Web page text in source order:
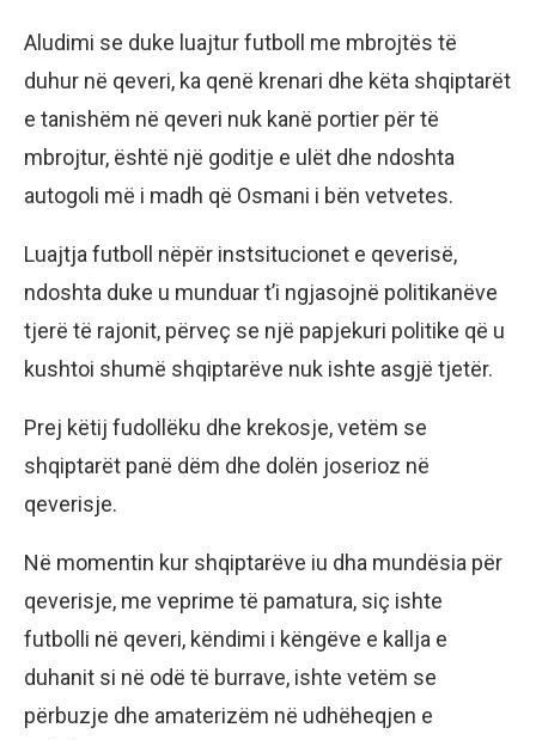
Aludimi se duke luajtur futboll me mbrojtës të
duhur në qeveri, ka qenë krenari dhe këta shqiptarët
e tanishëm në qeveri nuk kanë portier për të
mbrojtur, është një goditje e ulët dhe ndoshta
autogoli më i madh që Osmani i bën vetvetes.
Luajtja futboll nëpër instsitucionet e qeverisë,
ndoshta duke u munduar t’i ngjasojnë politikanëve
tjerë të rajonit, përveç se një papjekuri politike që u
kushtoi shumë shqiptarëve nuk ishte asgjë tjetër.
Prej këtij fudollëku dhe krekosje, vetëm se
shqiptarët panë dëm dhe dolën joserioz në
qeverisje.
Në momentin kur shqiptarëve iu dha mundësia për
qeverisje, me veprime të pamatura, siç ishte
futbolli në qeveri, këndimi i këngëve e kallja e
duhanit si në odë të burrave, ishte vetëm se
përbuzje dhe amaterizëm në udhëheqjen e